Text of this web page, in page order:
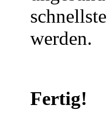
werden.
Fertig!